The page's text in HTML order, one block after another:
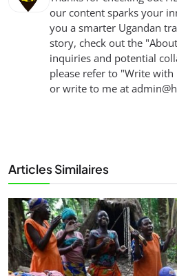
our content sparks your
you a smarter Ugandan
story, check out the
inquiries and potential
please refer to "Write with
or write to me at
Articles Similaires